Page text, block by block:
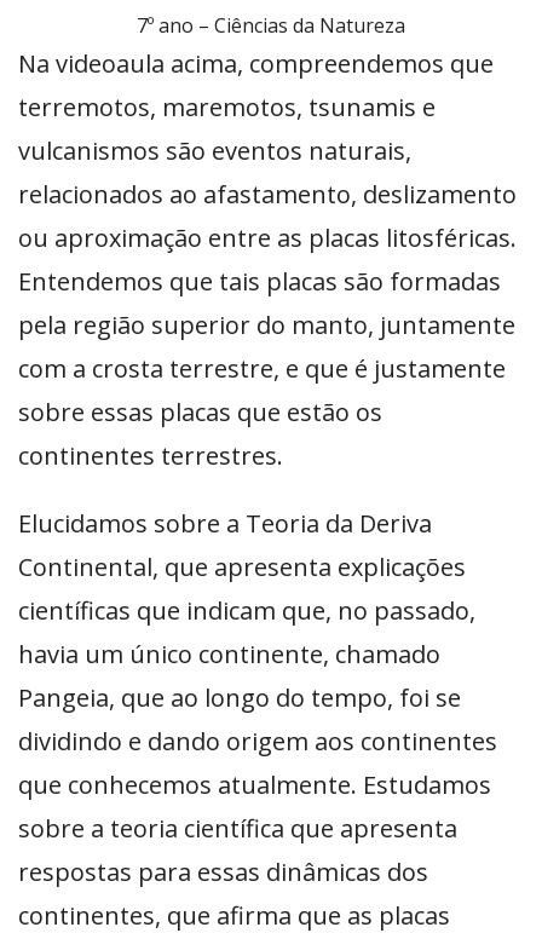
7º ano – Ciências da Natureza
Na videoaula acima, compreendemos que
terremotos, maremotos, tsunamis e
vulcanismos são eventos naturais,
relacionados ao afastamento, deslizamento
ou aproximação entre as placas litosféricas.
Entendemos que tais placas são formadas
pela região superior do manto, juntamente
com a crosta terrestre, e que é justamente
sobre essas placas que estão os
continentes terrestres.
Elucidamos sobre a Teoria da Deriva
Continental, que apresenta explicações
científicas que indicam que, no passado,
havia um único continente, chamado
Pangeia, que ao longo do tempo, foi se
dividindo e dando origem aos continentes
que conhecemos atualmente. Estudamos
sobre a teoria científica que apresenta
respostas para essas dinâmicas dos
continentes, que afirma que as placas